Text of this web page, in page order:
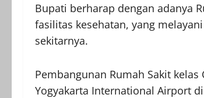
Bupati berharap dengan adanya
fasilitas kesehatan, yang
sekitarnya.
Pembangunan Rumah Sakit
Yogyakarta International Airport